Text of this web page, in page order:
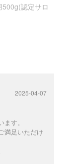
認定サロ
2025-04-07
す。
満足いただけ